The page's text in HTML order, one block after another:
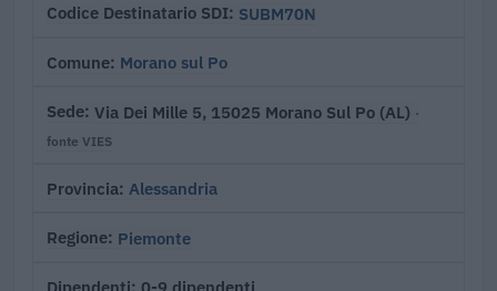
Codice Destinatario SDI SUBM70N
Comune Morano sul Po
Sede Via Dei Mille 5, 15025 Morano Sul Po (AL) ·
fonte VIES
Provincia Alessandria
Regione Piemonte